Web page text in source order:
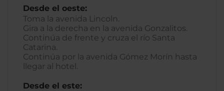
Desde el oeste:
Toma la avenida Lincoln.
Gira a la derecha en la avenida Gonzalitos.
Continúa de frente y cruza el río Santa
Catarina.
Continúa por la avenida Gómez Morín hasta
llegar al hotel.
Desde el este: